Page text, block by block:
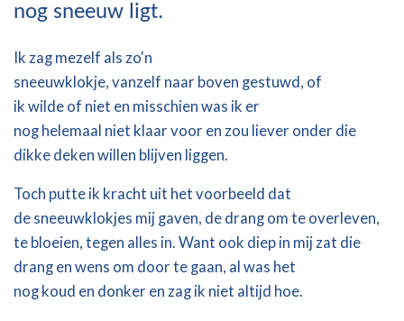
nog sneeuw ligt.
Ik zag mezelf als zo'n
sneeuwklokje, vanzelf naar boven gestuwd, of
ik wilde of niet en misschien was ik er
nog helemaal niet klaar voor en zou liever onder die
dikke deken willen blijven liggen.
Toch putte ik kracht uit het voorbeeld dat
de sneeuwklokjes mij gaven, de drang om te overleven,
te bloeien, tegen alles in. Want ook diep in mij zat die
drang en wens om door te gaan, al was het
nog koud en donker en zag ik niet altijd hoe.